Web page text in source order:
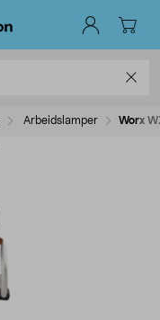
Arbeidslamper Worx